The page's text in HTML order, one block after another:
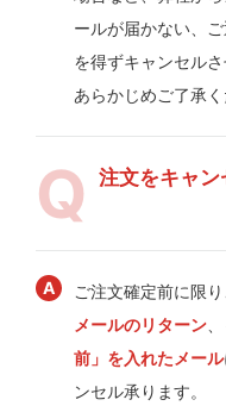
ールが届かない、
を得ずキャンセル
あらかじめご了承く
注文をキャ
ご注文確定前に限り
メールのリターン
前」を入れたメール
ンセル承ります。